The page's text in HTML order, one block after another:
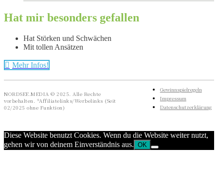
Hat mir besonders gefallen
Hat Störken und Schwächen
Mit tollen Ansätzen
Mehr Infos!
NORDSEE.MEDIA © 2025. Alle Rechte
vorbehalten. *Affiliatelinks/Werbelinks (Seit
02/2025 ohne Funktion)
Gewinnspielregeln
Impressum
Datenschutzerklärung
Diese Website benutzt Cookies. Wenn du die Website weiter nutzt,
gehen wir von deinem Einverständnis aus. OK